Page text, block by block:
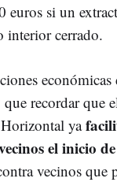
euros si un
interior cerrado.
económicas
recordar que
ya
el inicio
vecinos que